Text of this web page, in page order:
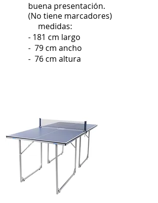
buena presentación.
(No tiene marcadores)
medidas:
- 181 cm largo
- 79 cm ancho
- 76 cm altura